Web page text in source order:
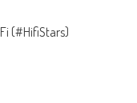
(#HifiStars)